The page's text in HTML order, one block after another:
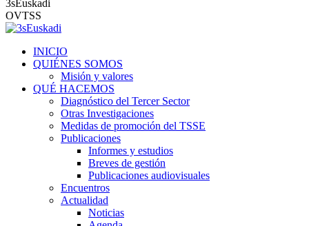
3sEuskadi
OVTSS
INICIO
QUIÉNES SOMOS
Misión y valores
QUÉ HACEMOS
Diagnóstico del Tercer Sector
Otras Investigaciones
Medidas de promoción del TSSE
Publicaciones
Informes y estudios
Breves de gestión
Publicaciones audiovisuales
Encuentros
Actualidad
Noticias